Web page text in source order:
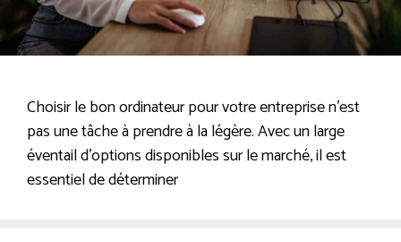
Choisir le bon ordinateur pour votre entreprise n’est
pas une tâche à prendre à la légère. Avec un large
éventail d’options disponibles sur le marché, il est
essentiel de déterminer